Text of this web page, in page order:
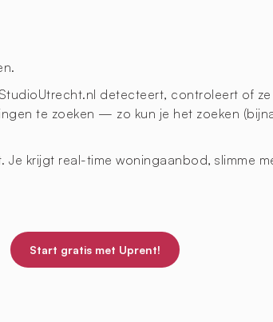
detecteert, controleert of
te zoeken — zo kun je het zoeken
krijgt real-time woningaanbod, slimme
Start gratis met Uprent!